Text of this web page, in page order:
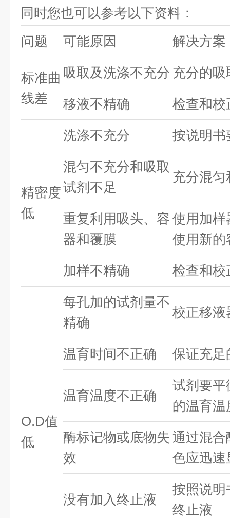
同时您也可以参考以下资料：
问题
可能原因 解决方案
标准曲
线差
吸取及洗涤不充分 充分的
移液不精确 检查和校
精密度
低
洗涤不充分 按说明书
混匀不充分和吸取
试剂不足
充分混
重复利用吸头、容
器和覆膜
使用加样
使用新的
加样不精确 检查和校
O.D值
低
每孔加的试剂量不
精确
校正移液
温育时间不正确 保证充足
温育温度不正确
试剂要平
的温育温
酶标记物或底物失
效
通过混
色应迅速
没有加入终止液
按照说明
终止液